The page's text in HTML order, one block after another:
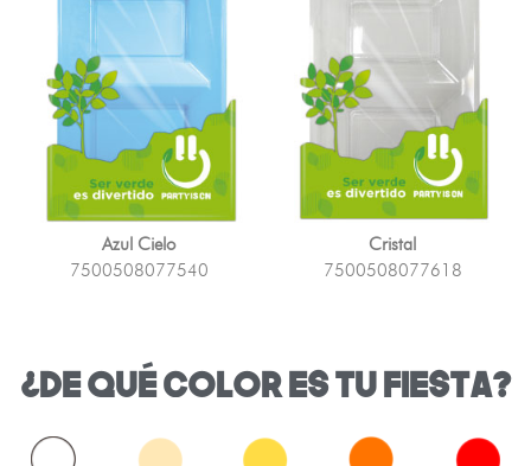
Azul Cielo
7500508077540
Cristal
7500508077618
¿DE QUÉ COLOR ES TU FIESTA?